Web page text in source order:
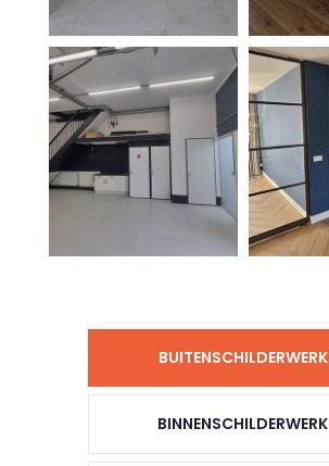
BUITENSCHILDERWERK
BINNENSCHILDERWERK